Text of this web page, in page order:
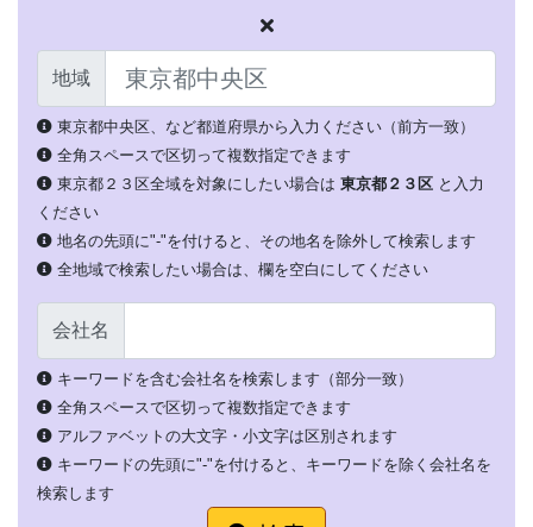
地域
東京都中央区、など都道府県から入力ください（前方一致）
全角スペースで区切って複数指定できます
東京都２３区全域を対象にしたい場合は 東京都２３区 と入力
ください
地名の先頭に"-"を付けると、その地名を除外して検索します
全地域で検索したい場合は、欄を空白にしてください
会社名
キーワードを含む会社名を検索します（部分一致）
全角スペースで区切って複数指定できます
アルファベットの大文字・小文字は区別されます
キーワードの先頭に"-"を付けると、キーワードを除く会社名を
検索します